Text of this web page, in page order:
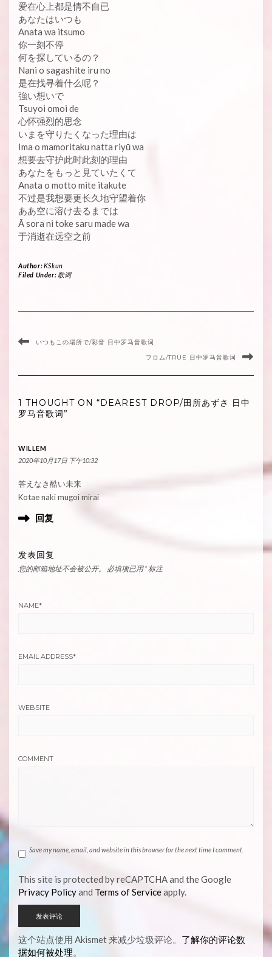
爱在心上都是情不自已
あなたはいつも
Anata wa itsumo
你一刻不停
何を探しているの？
Nani o sagashite iru no
是在找寻着什么呢？
強い想いで
Tsuyoi omoi de
心怀强烈的思念
いまを守りたくなった理由は
Ima o mamoritaku natta riyū wa
想要去守护此时此刻的理由
あなたをもっと見ていたくて
Anata o motto mite itakute
不过是我想要更长久地守望着你
ああ空に溶け去るまでは
Ā sora ni toke saru made wa
于消逝在远空之前
Author:KSkun
Filed Under: 歌词
いつもこの場所で/彩音 日中罗马音歌词
フロム/TRUE 日中罗马音歌词
1 THOUGHT ON “DEAREST DROP/田所あずさ 日中
罗马音歌词”
WILLEM
2020年10月17日 下午10:32
答えなき酷い未来
Kotae naki mugoi mirai
回复
发表回复
您的邮箱地址不会被公开。 必填项已用*标注
NAME*
EMAIL ADDRESS*
WEBSITE
COMMENT
Save my name, email, and website in this browser for the next time I comment.
This site is protected by reCAPTCHA and the Google
Privacy Policyand Terms of Serviceapply.
这个站点使用 Akismet 来减少垃圾评论。 了解你的评论数
据如何被处理。